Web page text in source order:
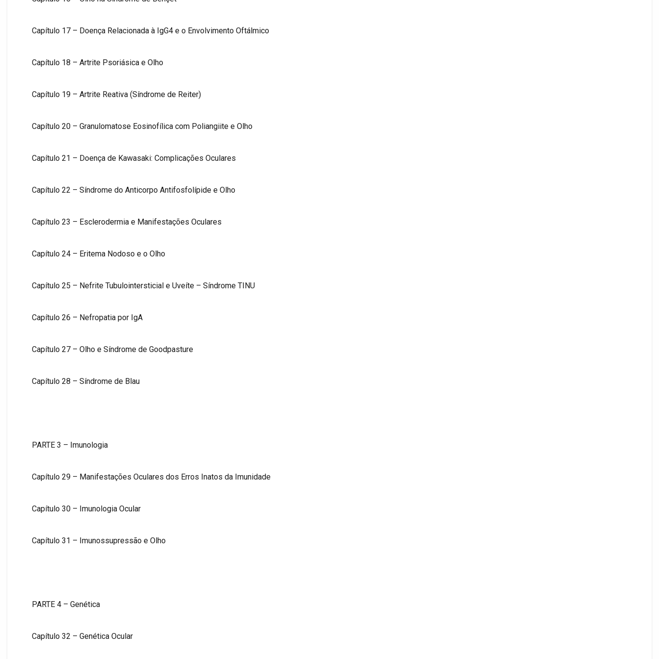
Capítulo 17 – Doença Relacionada à IgG4 e o Envolvimento Oftálmico
Capítulo 18 – Artrite Psoriásica e Olho
Capítulo 19 – Artrite Reativa (Síndrome de Reiter)
Capítulo 20 – Granulomatose Eosinofílica com Poliangiite e Olho
Capítulo 21 – Doença de Kawasaki: Complicações Oculares
Capítulo 22 – Síndrome do Anticorpo Antifosfolípide e Olho
Capítulo 23 – Esclerodermia e Manifestações Oculares
Capítulo 24 – Eritema Nodoso e o Olho
Capítulo 25 – Nefrite Tubulointersticial e Uveíte – Síndrome TINU
Capítulo 26 – Nefropatia por IgA
Capítulo 27 – Olho e Síndrome de Goodpasture
Capítulo 28 – Síndrome de Blau
PARTE 3 – Imunologia
Capítulo 29 – Manifestações Oculares dos Erros Inatos da Imunidade
Capítulo 30 – Imunologia Ocular
Capítulo 31 – Imunossupressão e Olho
PARTE 4 – Genética
Capítulo 32 – Genética Ocular